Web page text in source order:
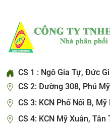
CS 1 : Ngô Gia Tự, Đức
CS 2: Đường 308, Phú
CS 3: KCN Phố Nối B,
CS 4: KCN Mỹ Xuân, Tân